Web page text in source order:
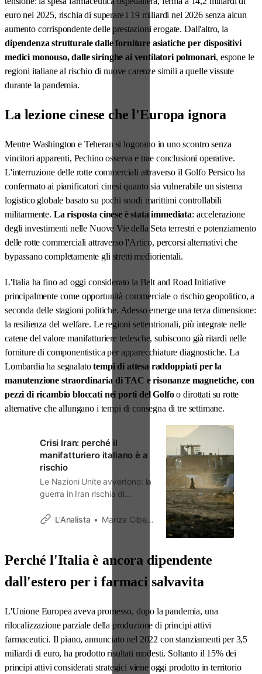
euro nel 2025, rischia di superare i 19 miliardi nel 2026 senza alcun
aumento corrispondente delle prestazioni erogate. Dall'altro, la
dipendenza strutturale dalle forniture asiatiche per dispositivi
medici monouso, dalle siringhe ai ventilatori polmonari, espone le
regioni italiane al rischio di nuove carenze simili a quelle vissute
durante la pandemia.
La lezione cinese che l'Europa ignora
Mentre Washington e Teheran si logorano in uno scontro senza
vincitori apparenti, Pechino osserva e trae conclusioni operative.
L'interruzione delle rotte commerciali attraverso il Golfo Persico ha
confermato ai pianificatori cinesi quanto sia vulnerabile un sistema
logistico globale basato su pochi snodi marittimi controllabili
militarmente. La risposta cinese è stata immediata: accelerazione
degli investimenti nelle Nuove Vie della Seta terrestri e potenziamento
delle rotte commerciali attraverso l'Artico, percorsi alternativi che
bypassano completamente gli stretti mediorientali.
L'Italia ha fino ad oggi considerato la Belt and Road Initiative
principalmente come opportunità commerciale o rischio geopolitico, a
seconda delle stagioni politiche. Adesso emerge una terza dimensione:
la resilienza del welfare. Le regioni settentrionali, più integrate nelle
catene del valore manifatturiere tedesche, subiscono già ritardi nelle
forniture di componentistica per apparecchiature diagnostiche. La
Lombardia ha segnalatotempi di attesa raddoppiati per la
manutenzione straordinaria di TAC e risonanze magnetiche, con
pezzi di ricambio bloccati nei porti del Golfoo dirottati su rotte
alternative che allungano i tempi di consegna di tre settimane.
Crisi Iran: perché il
manifatturiero italiano è a
rischio
Le Nazioni Unite avvertono: la
guerra in Iran rischia di
mondiale. Per l’Italia è un
se i prezzi esplodono,
produrre diventa troppo caro.
Siamo i primi a pagare il conto
di questa crisi energetica.
L'Analista Mariza Cibelle Dardi
Perché l'Italia è ancora dipendente
dall'estero per i farmaci salvavita
L'Unione Europea aveva promesso, dopo la pandemia, una
rilocalizzazione parziale della produzione di principi attivi
farmaceutici. Il piano, annunciato nel 2022 con stanziamenti per 3,5
miliardi di euro, ha prodotto risultati modesti. Soltanto il 15% dei
principi attivi considerati strategici viene oggi prodotto in territorio